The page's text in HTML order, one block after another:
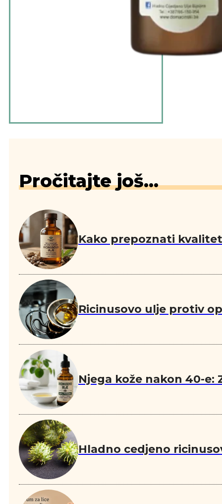
Pročitajte još...
Kako prepoznati
Ricinusovo ulje protiv
Njega kože nakon 40-
Hladno cedjeno